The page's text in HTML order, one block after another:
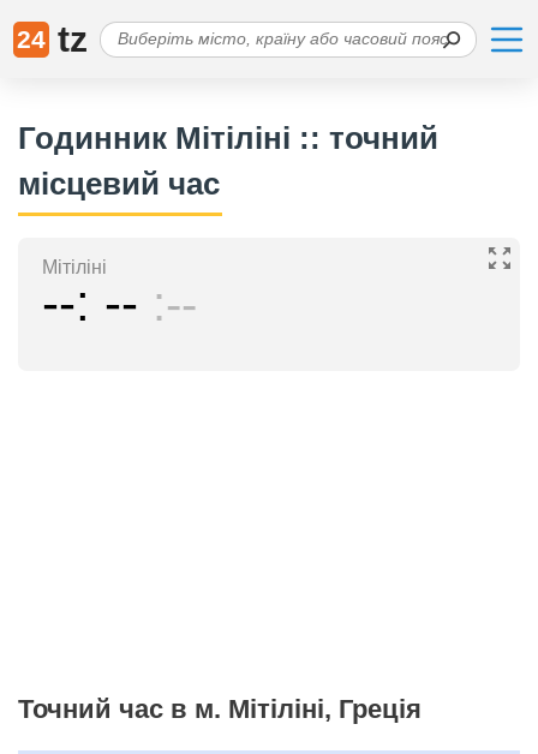
24 tz
Годинник Мітіліні :: точний
місцевий час
Мітіліні
-- -- --
Точний час в м. Мітіліні, Греція